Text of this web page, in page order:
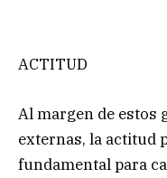
ACTITUD
Al margen de estos
externas, la actitud
fundamental para